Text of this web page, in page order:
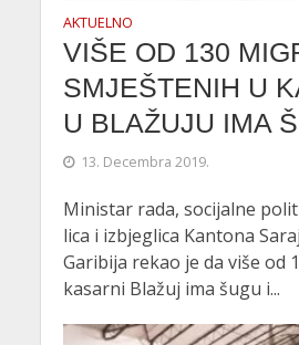
AKTUELNO
VIŠE OD 130
SMJEŠTENIH U
U BLAŽUJU IMA
13. Decembra 2019.
Ministar rada, socijalne
lica i izbjeglica Kantona
Garibija rekao je da više od
kasarni Blažuj ima šugu i...